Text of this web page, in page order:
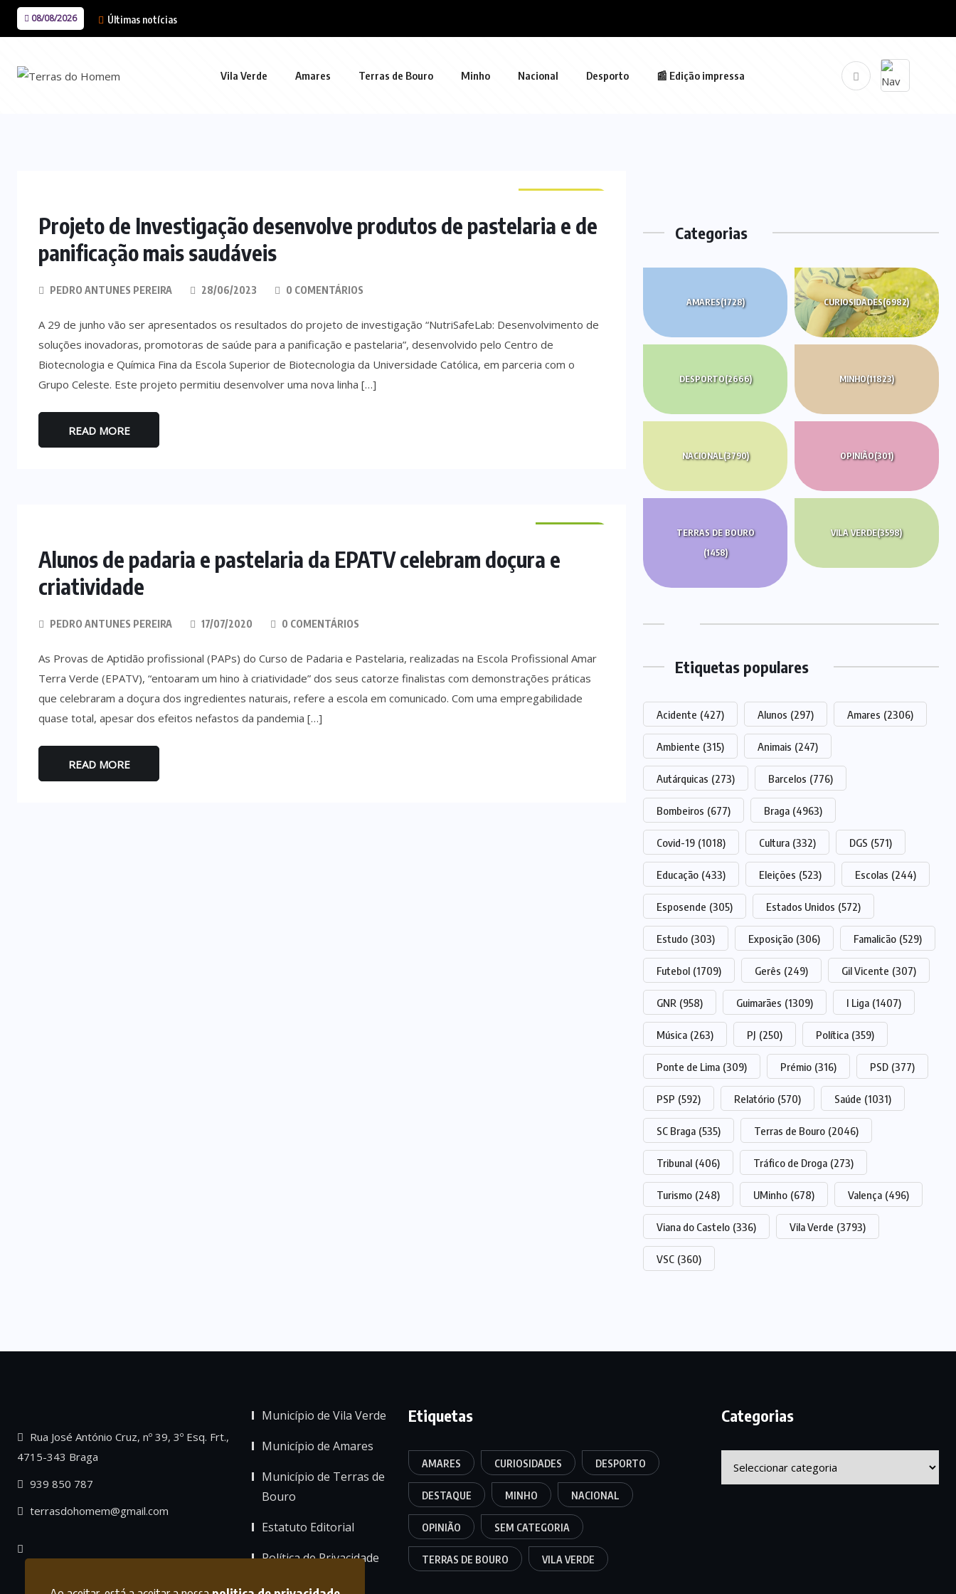
08/08/2026 Últimas notícias
Vila Verde Amares Terras de Bouro Minho Nacional Desporto 📰 Edição impressa
Projeto de Investigação desenvolve produtos de pastelaria e de
panificação mais saudáveis
PEDRO ANTUNES PEREIRA 28/06/2023 0 COMENTÁRIOS
A 29 de junho vão ser apresentados os resultados do projeto de investigação “NutriSafeLab: Desenvolvimento de
soluções inovadoras, promotoras de saúde para a panificação e pastelaria”, desenvolvido pelo Centro de
Biotecnologia e Química Fina da Escola Superior de Biotecnologia da Universidade Católica, em parceria com o
Grupo Celeste. Este projeto permitiu desenvolver uma nova linha […]
READ MORE
Alunos de padaria e pastelaria da EPATV celebram doçura e
criatividade
PEDRO ANTUNES PEREIRA 17/07/2020 0 COMENTÁRIOS
As Provas de Aptidão profissional (PAPs) do Curso de Padaria e Pastelaria, realizadas na Escola Profissional Amar
Terra Verde (EPATV), “entoaram um hino à criatividade” dos seus catorze finalistas com demonstrações práticas
que celebraram a doçura dos ingredientes naturais, refere a escola em comunicado. Com uma empregabilidade
quase total, apesar dos efeitos nefastos da pandemia […]
READ MORE
Categorias
AMARES(1728) CURIOSIDADES(6982)
DESPORTO(2666) MINHO(11823)
NACIONAL(3790) OPINIÃO(301)
TERRAS DE BOURO
(1458)
VILA VERDE(3598)
Etiquetas populares
Acidente (427) Alunos (297) Amares (2306)
Ambiente (315) Animais (247)
Autárquicas (273) Barcelos (776)
Bombeiros (677) Braga (4963)
Covid-19 (1018) Cultura (332) DGS (571)
Educação (433) Eleições (523) Escolas (244)
Esposende (305) Estados Unidos (572)
Estudo (303) Exposição (306) Famalicão (529)
Futebol (1709) Gerês (249) Gil Vicente (307)
GNR (958) Guimarães (1309) I Liga (1407)
Música (263) PJ (250) Política (359)
Ponte de Lima (309) Prémio (316) PSD (377)
PSP (592) Relatório (570) Saúde (1031)
SC Braga (535) Terras de Bouro (2046)
Tribunal (406) Tráfico de Droga (273)
Turismo (248) UMinho (678) Valença (496)
Viana do Castelo (336) Vila Verde (3793)
VSC (360)
Rua José António Cruz, nº 39, 3º Esq. Frt.,
4715-343 Braga
939 850 787
terrasdohomem@gmail.com
Município de Vila Verde
Município de Amares
Município de Terras de
Bouro
Estatuto Editorial
Política de Privacidade
Etiquetas
AMARES CURIOSIDADES DESPORTO
DESTAQUE MINHO NACIONAL
OPINIÃO SEM CATEGORIA
TERRAS DE BOURO VILA VERDE
Categorias